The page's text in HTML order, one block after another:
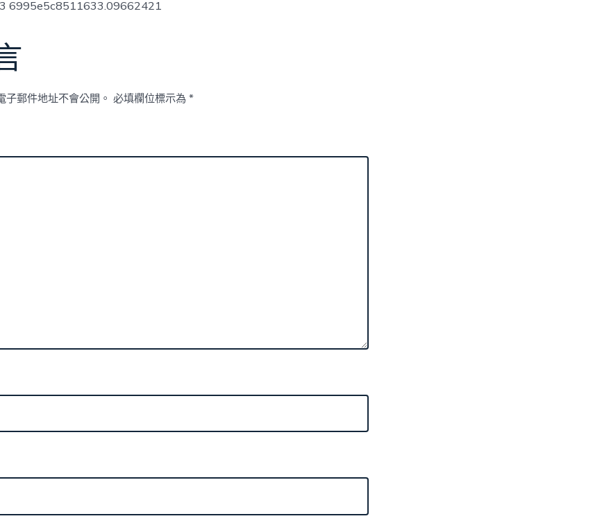
6995e5c8511633.09662421
郵件地址不會公開。 必填欄位標示為 *